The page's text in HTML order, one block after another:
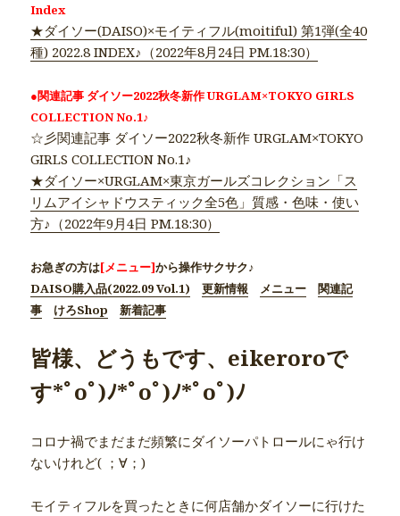
Index
★ダイソー(DAISO)×モイティフル(moitiful) 第1弾(全40
種) 2022.8 INDEX♪（2022年8月24日 PM.18:30）
●関連記事 ダイソー2022秋冬新作 URGLAM×TOKYO GIRLS
COLLECTION No.1♪
☆彡関連記事 ダイソー2022秋冬新作 URGLAM×TOKYO
GIRLS COLLECTION No.1♪
★ダイソー×URGLAM×東京ガールズコレクション「ス
リムアイシャドウスティック全5色」質感・色味・使い
方♪（2022年9月4日 PM.18:30）
お急ぎの方は[メニュー]から操作サクサク♪
DAISO購入品(2022.09 Vol.1)
更新情報 メニュー
関連記
事
けろShop 新着記事
皆様、どうもです、eikeroroで
す*ﾟoﾟ)ﾉ*ﾟoﾟ)ﾉ*ﾟoﾟ)ﾉ
コロナ禍でまだまだ頻繁にダイソーパトロールにゃ行け
ないけれど( ；∀；)
モイティフルを買ったときに何店舗かダイソーに行けた